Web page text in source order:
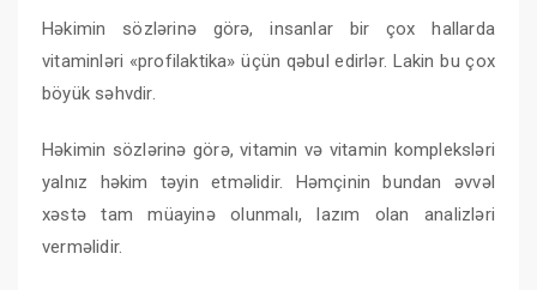
Həkimin sözlərinə görə, insanlar bir çox hallarda
vitaminləri «profilaktika» üçün qəbul edirlər. Lakin bu çox
böyük səhvdir.
Həkimin sözlərinə görə, vitamin və vitamin kompleksləri
yalnız həkim təyin etməlidir. Həmçinin bundan əvvəl
xəstə tam müayinə olunmalı, lazım olan analizləri
verməlidir.